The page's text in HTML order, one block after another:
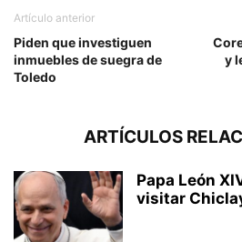
Artículo anterior
Piden que investiguen
inmuebles de suegra de
Toledo
y
ARTÍCULOS
Papa León
visitar